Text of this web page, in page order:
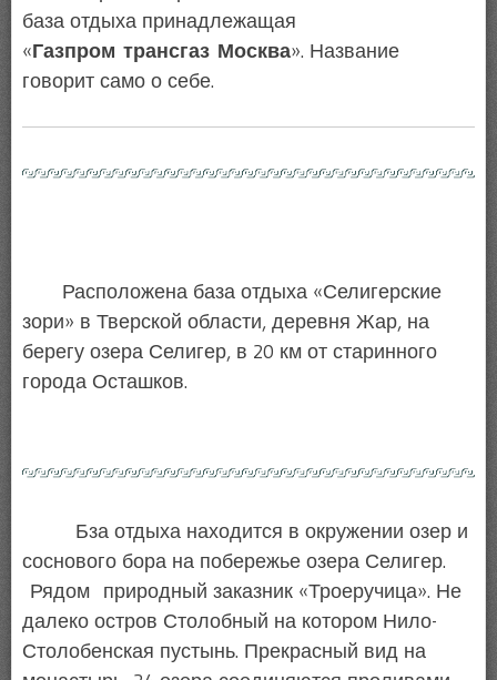
база отдыха принадлежащая
«Газпром трансгаз Москва». Название
говорит само о себе.
Расположена база отдыха «Селигерские
зори» в Тверской области, деревня Жар, на
берегу озера Селигер, в 20 км от старинного
города Осташков.
Бза отдыха находится в окружении озер и
соснового бора на побережье озера Селигер.
Рядом природный заказник «Троеручица». Не
далеко остров Столобный на котором Нило-
Столобенская пустынь. Прекрасный вид на